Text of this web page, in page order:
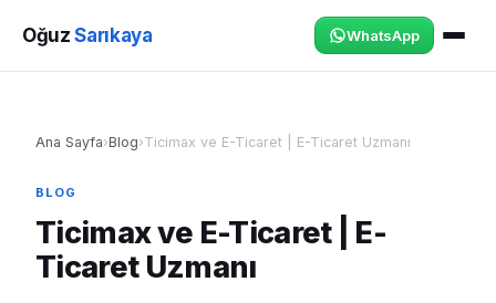
OğuzSarıkaya WhatsApp
Ana Sayfa›Blog›Ticimax ve E-Ticaret | E-Ticaret Uzmanı
BLOG
Ticimax ve E-Ticaret | E-
Ticaret Uzmanı